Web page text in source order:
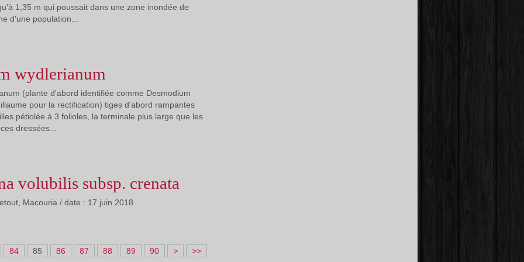
1,35 m qui poussait dans une zone inondée de
d'une population...
wydlerianum
(plante d'abord identifiée comme Desmodium
pour la rectification) tiges d'abord rampantes
pétiolée à 3 folioles, la terminale plus large que les
dressées...
volubilis subsp. crenata
Macouria / date : 17 juin 2018
84 85 86 87 88 89 90
1
2
> >>